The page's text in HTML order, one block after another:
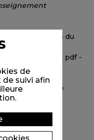
(extraits du
au format pdf -
qui permet de
approche de
de
suivi afin